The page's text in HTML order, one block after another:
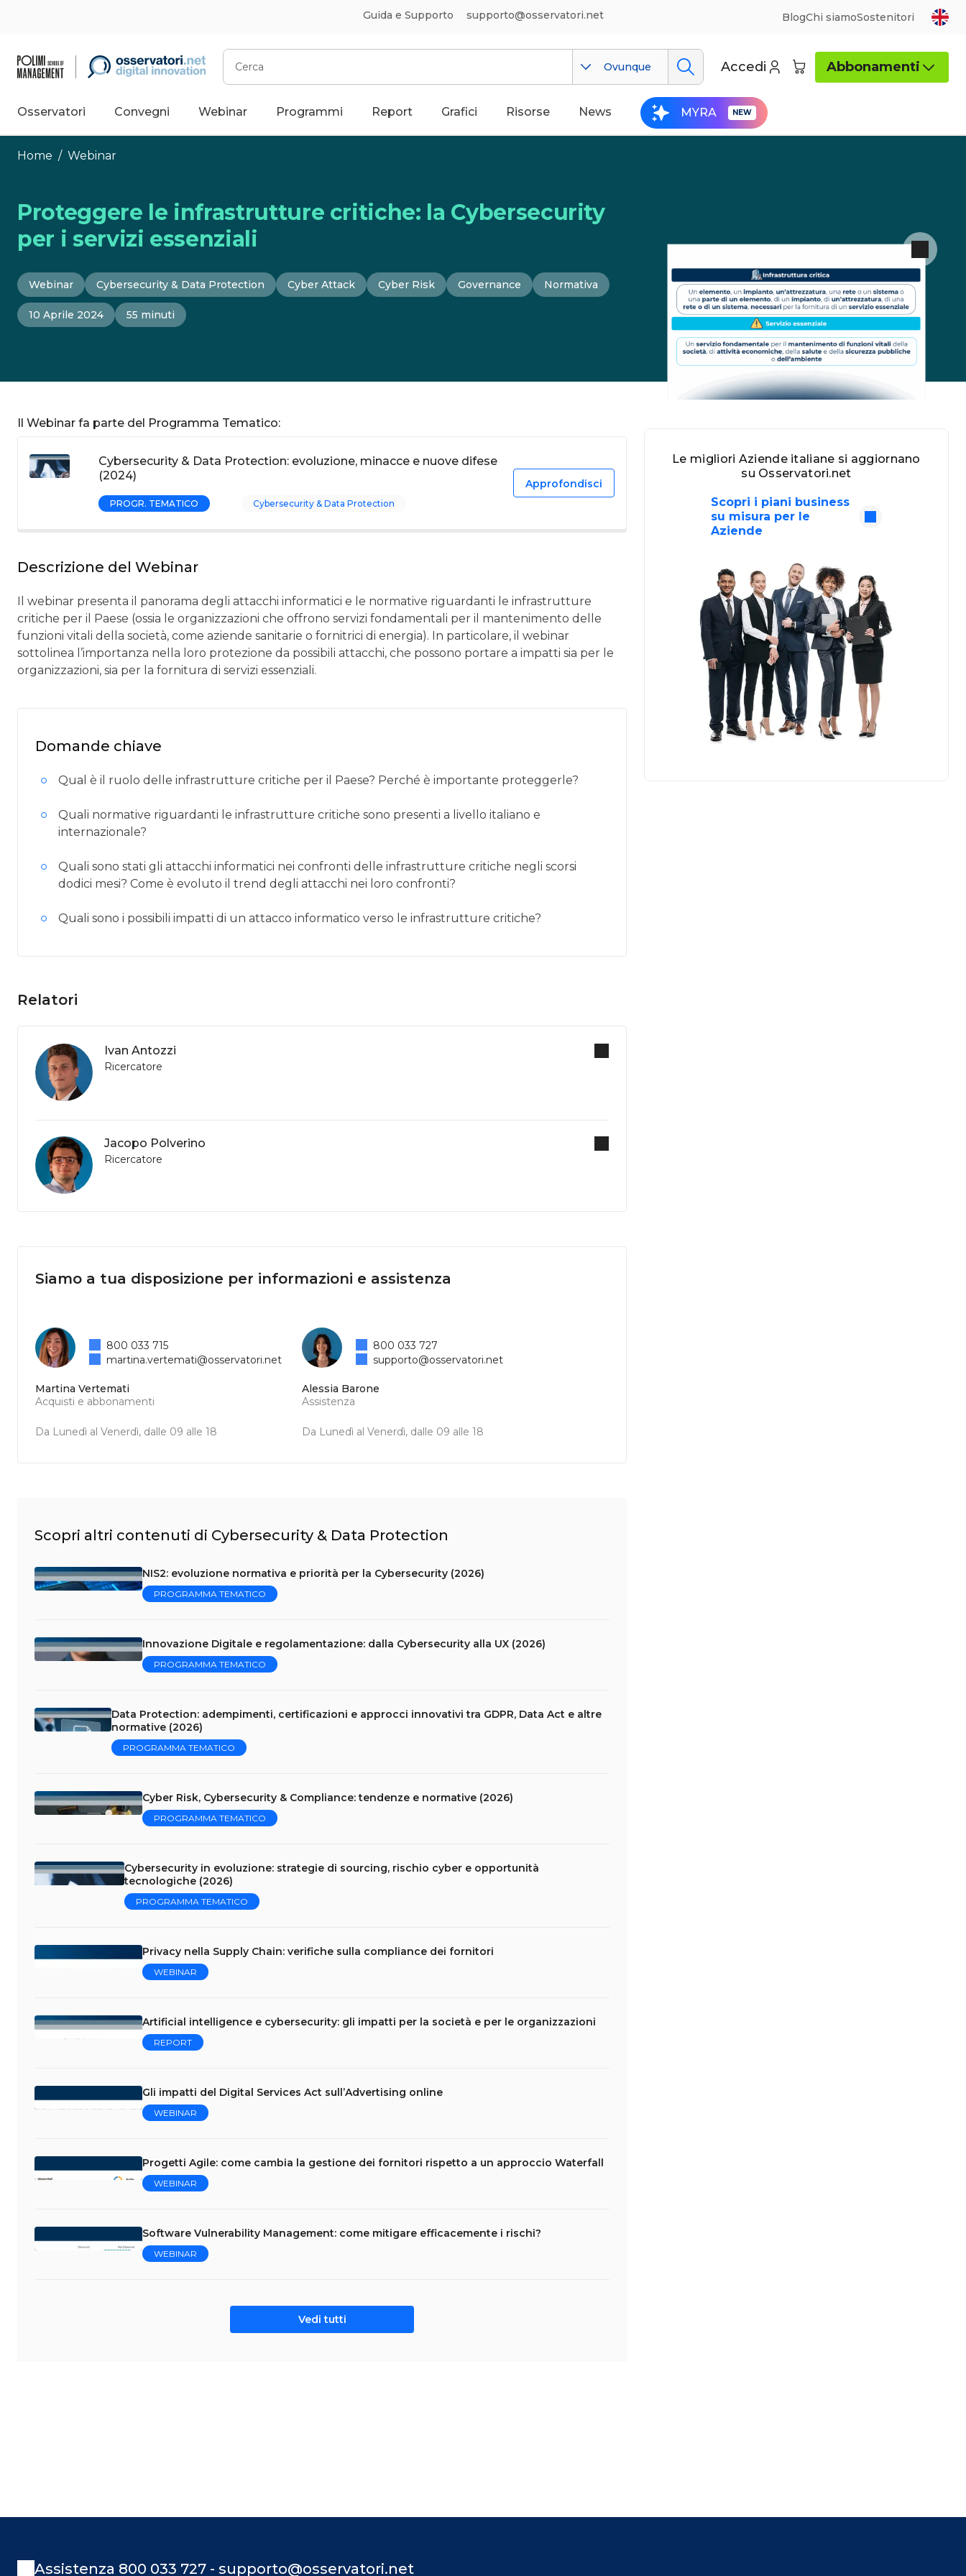
Guida e Supporto supporto@osservatori.net BlogChi siamoSostenitori
Cerca
Ovunque Accedi Abbonamenti
Osservatori Convegni Webinar Programmi Report Grafici Risorse News MYRA
Home / Webinar
Proteggere le infrastrutture critiche: la Cybersecurity
per i servizi essenziali
Webinar Cybersecurity & Data Protection Cyber Attack Cyber Risk Governance Normativa
10 Aprile 2024 55 minuti
Il Webinar fa parte del Programma Tematico:
Cybersecurity & Data Protection: evoluzione, minacce e nuove difese
(2024)
PROGR. TEMATICO Cybersecurity & Data Protection
Approfondisci
Descrizione del Webinar
Il webinar presenta il panorama degli attacchi informatici e le normative riguardanti le infrastrutture
critiche per il Paese (ossia le organizzazioni che offrono servizi fondamentali per il mantenimento delle
funzioni vitali della società, come aziende sanitarie o fornitrici di energia). In particolare, il webinar
sottolinea l’importanza nella loro protezione da possibili attacchi, che possono portare a impatti sia per le
organizzazioni, sia per la fornitura di servizi essenziali.
Domande chiave
Qual è il ruolo delle infrastrutture critiche per il Paese? Perché è importante proteggerle?
Quali normative riguardanti le infrastrutture critiche sono presenti a livello italiano e
internazionale?
Quali sono stati gli attacchi informatici nei confronti delle infrastrutture critiche negli scorsi
dodici mesi? Come è evoluto il trend degli attacchi nei loro confronti?
Quali sono i possibili impatti di un attacco informatico verso le infrastrutture critiche?
Relatori
Ivan Antozzi
Ricercatore
Jacopo Polverino
Ricercatore
Siamo a tua disposizione per informazioni e assistenza
Martina Vertemati
Acquisti e abbonamenti
Da Lunedì al Venerdì, dalle 09 alle 18
800 033 715
martina.vertemati@osservatori.net
Alessia Barone
Assistenza
Da Lunedì al Venerdì, dalle 09 alle 18
800 033 727
supporto@osservatori.net
Scopri altri contenuti di Cybersecurity & Data Protection
NIS2: evoluzione normativa e priorità per la Cybersecurity (2026)
PROGRAMMA TEMATICO
Innovazione Digitale e regolamentazione: dalla Cybersecurity alla UX (2026)
PROGRAMMA TEMATICO
Data Protection: adempimenti, certificazioni e approcci innovativi tra GDPR, Data Act e altre
normative (2026)
PROGRAMMA TEMATICO
Cyber Risk, Cybersecurity & Compliance: tendenze e normative (2026)
PROGRAMMA TEMATICO
Cybersecurity in evoluzione: strategie di sourcing, rischio cyber e opportunità
tecnologiche (2026)
PROGRAMMA TEMATICO
Privacy nella Supply Chain: verifiche sulla compliance dei fornitori
WEBINAR
Artificial intelligence e cybersecurity: gli impatti per la società e per le organizzazioni
REPORT
Gli impatti del Digital Services Act sull’Advertising online
WEBINAR
Progetti Agile: come cambia la gestione dei fornitori rispetto a un approccio Waterfall
WEBINAR
Software Vulnerability Management: come mitigare efficacemente i rischi?
WEBINAR
Vedi tutti
Le migliori Aziende italiane si aggiornano
su Osservatori.net
Scopri i piani business
su misura per le
Aziende
Assistenza 800 033 727 - supporto@osservatori.net